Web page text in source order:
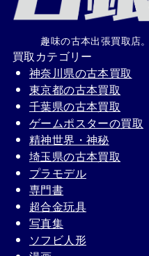
趣味の古本出張買取店
買取カテゴリー
神奈川県の古本買取
東京都の古本買取
千葉県の古本買取
ゲームポスターの買取
精神世界・神秘
埼玉県の古本買取
プラモデル
専門書
超合金玩具
写真集
ソフビ人形